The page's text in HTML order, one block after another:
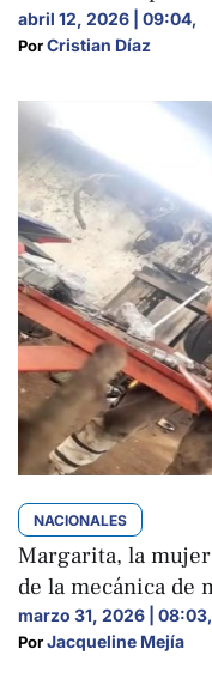
abril 12, 2026 | 09:04,
Por Cristian Díaz
NACIONALES
Margarita, la
de la mecánica de
marzo 31, 2026 | 08:03,
Por Jacqueline Mejía